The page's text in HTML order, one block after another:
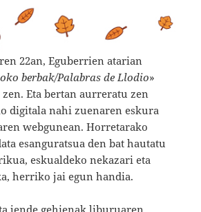
22an, Eguberrien atarian
berbak/Palabras de Llodio»
Eta bertan aurreratu zen
digitala nahi zuenaren eskura
webgunean. Horretarako
esanguratsua den bat hautatu
eskualdeko nekazari eta
herriko jai egun handia.